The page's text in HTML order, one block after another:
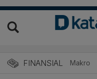
FINANSIAL Makro